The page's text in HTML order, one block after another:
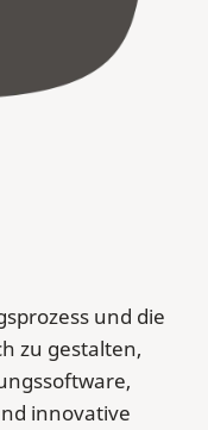
und die
zu gestalten,
innovative